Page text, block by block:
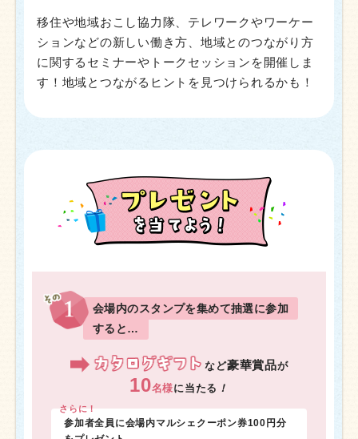
移住や地域おこし協力隊、テレワークやワーケー
ションなどの新しい働き方、地域とのつながり方
に関するセミナーやトークセッションを開催しま
す！地域とつながるヒントを見つけられるかも！
会場内のスタンプを集めて抽選に参加
すると…
など豪華賞品が
10名様に当たる ！
さらに！
参加者全員に会場内マルシェクーポン券100円分